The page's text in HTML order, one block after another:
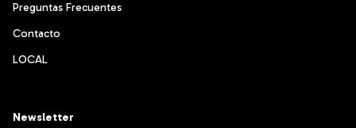
Preguntas Frecuentes
Contacto
LOCAL
Newsletter